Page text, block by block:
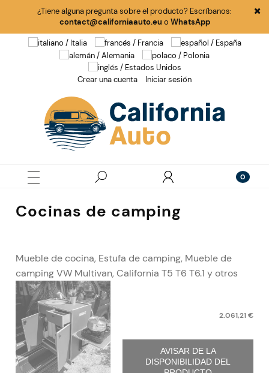
¿Tiene alguna pregunta sobre el producto? Escríbanos:
contact@californiaauto.eu o WhatsApp
Crear una cuenta Iniciar sesión
Cocinas de camping
Mueble de cocina, Estufa de camping, Mueble de
camping VW Multivan, California T5 T6 T6.1 y otros
2.061,21 €
AVISAR DE LA
DISPONIBILIDAD DEL